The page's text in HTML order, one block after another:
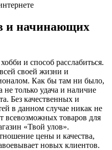
и начинающих
и способ расслабиться.
своей жизни и
Как бы там ни было,
не только удача и наличие
Без качественных и
в данном случае никак не
всевозможных товаров для
«Твой улов».
цены и качества,
новых клиентов.